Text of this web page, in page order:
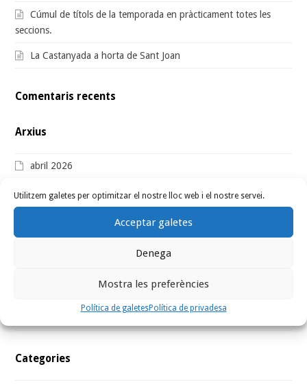
Utilitzem galetes per optimitzar el nostre lloc web i el nostre servei.
Acceptar galetes
Denega
Mostra les preferències
Política de galetesPolítica de privadesa
Cúmul de títols de la temporada en pràcticament totes les
seccions.
La Castanyada a horta de Sant Joan
Comentaris recents
Arxius
abril 2026
abril 2022
Categories